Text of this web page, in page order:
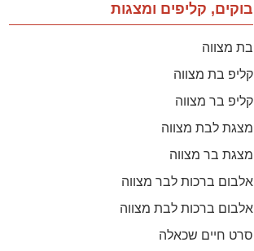
בוקים, קליפים ומצגות
בת מצווה
קליפ בת מצווה
קליפ בר מצווה
מצגת לבת מצווה
מצגת בר מצווה
אלבום ברכות לבר מצווה
אלבום ברכות לבת מצווה
סרט חיים שכאלה